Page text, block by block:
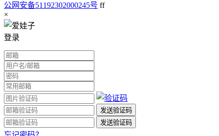
公网安备51192302000245号 ff
×
登录